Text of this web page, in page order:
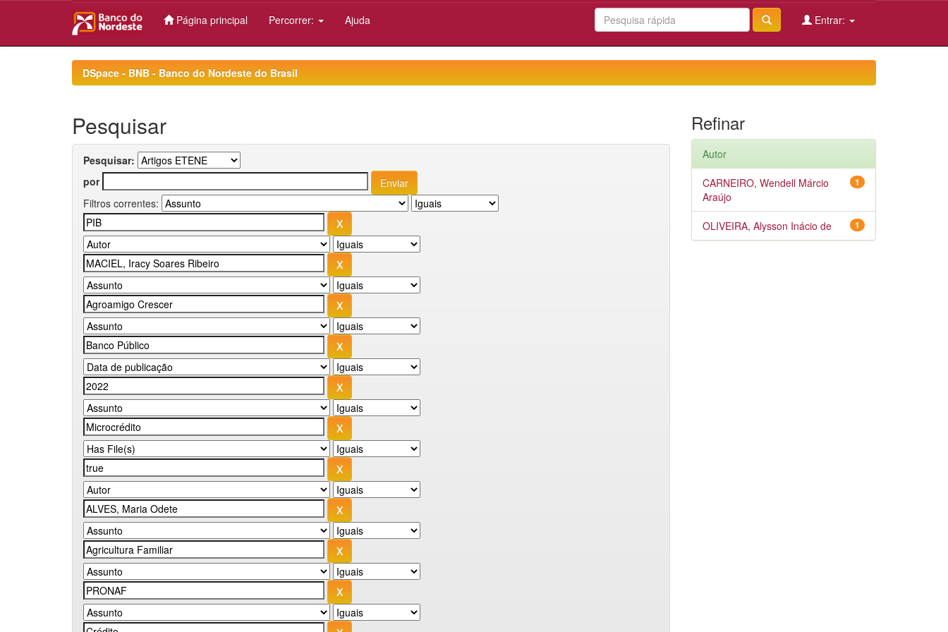
Página principal Percorrer: Ajuda Entrar:
DSpace - BNB - Banco do Nordeste do Brasil
Pesquisar
Pesquisar:
por
Filtros correntes:
Refinar
Autor
1
CARNEIRO, Wendell Márcio
Araújo
1
OLIVEIRA, Alysson Inácio de